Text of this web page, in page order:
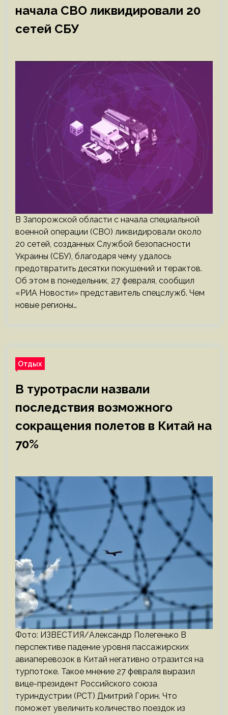
начала СВО ликвидировали 20
сетей СБУ
В Запорожской области с начала специальной
военной операции (СВО) ликвидировали около
20 сетей, созданных Службой безопасности
Украины (СБУ), благодаря чему удалось
предотвратить десятки покушений и терактов.
Об этом в понедельник, 27 февраля, сообщил
«РИА Новости» представитель спецслужб. Чем
новые регионы…
Отдых
В туротрасли назвали
последствия возможного
сокращения полетов в Китай на
70%
Фото: ИЗВЕСТИЯ/Александр Полегенько В
перспективе падение уровня пассажирских
авиаперевозок в Китай негативно отразится на
турпотоке. Такое мнение 27 февраля выразил
вице-президент Российского союза
туриндустрии (РСТ) Дмитрий Горин. Что
поможет увеличить количество поездок из